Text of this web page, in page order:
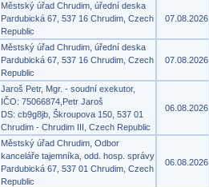
Městský úřad Chrudim, úřední deska
Pardubická 67, 537 16 Chrudim, Czech
Republic
07.08.2026
Městský úřad Chrudim, úřední deska
Pardubická 67, 537 16 Chrudim, Czech
Republic
07.08.2026
Jaroš Petr, Mgr. - soudní exekutor,
IČO: 75066874,Petr Jaroš
DS: cb9g8jb, Škroupova 150, 537 01
Chrudim - Chrudim III, Czech Republic
06.08.2026
Městský úřad Chrudim, Odbor
kanceláře tajemníka, odd. hosp. správy
Pardubická 67, 537 01 Chrudim, Czech
Republic
06.08.2026